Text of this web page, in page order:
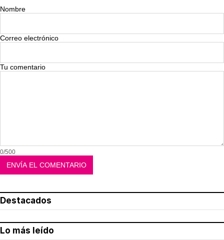
Nombre
Correo electrónico
Tu comentario
0/500
Destacados
Lo más leído